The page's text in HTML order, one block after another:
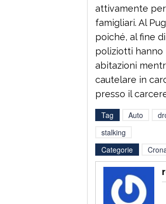
attivamente
famigliari. Al
poiché, al fine
poliziotti hanno
abitazioni
cautelare in
presso il
Tag Auto
stalking
Categorie